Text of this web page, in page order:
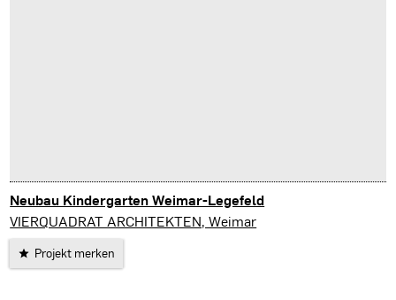
Neubau Kindergarten Weimar-Legefeld
Weimar
VIERQUADRAT ARCHITEKTEN, Weimar
Projekt merken